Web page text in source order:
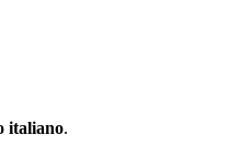
italiano.